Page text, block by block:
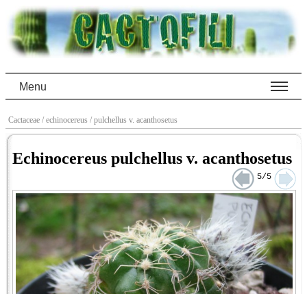
Menu
Cactaceae / echinocereus / pulchellus v. acanthosetus
Echinocereus pulchellus v. acanthosetus
5/5